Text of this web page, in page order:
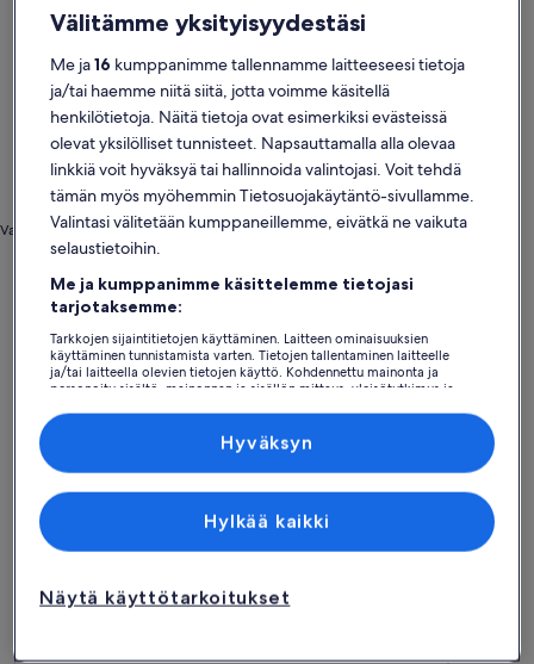
Valokuva: Tourismo de Portugal
2 asiakasta, joilla on lemmikkejä
Hae
Azorit − Tutustu
lemmikkiystävällisiin loma-
asuntoihin
Lisätietoja majoituspaikasta Cliff-Top-meressä sijaitseva
Välitämme yksityisyydestäsi
Me ja16 kumppanimme tallennamme laitteeseesi tietoja
ja/tai haemme niitä siitä, jotta voimme käsitellä
henkilötietoja. Näitä tietoja ovat esimerkiksi evästeissä
olevat yksilölliset tunnisteet. Napsauttamalla alla olevaa
linkkiä voit hyväksyä tai hallinnoida valintojasi. Voit tehdä
tämän myös myöhemmin Tietosuojakäytäntö-sivullamme.
Valintasi välitetään kumppaneillemme, eivätkä ne vaikuta
selaustietoihin.
Me ja kumppanimme käsittelemme tietojasi
tarjotaksemme:
Tarkkojen sijaintitietojen käyttäminen. Laitteen ominaisuuksien
käyttäminen tunnistamista varten. Tietojen tallentaminen laitteelle
ja/tai laitteella olevien tietojen käyttö. Kohdennettu mainonta ja
personoitu sisältö, mainonnan ja sisällön mittaus, yleisötutkimus ja
Kumppanien (toimittajien) luettelo
Näytä käyttötarkoitukset
Hylkää kaikki
Hyväksyn